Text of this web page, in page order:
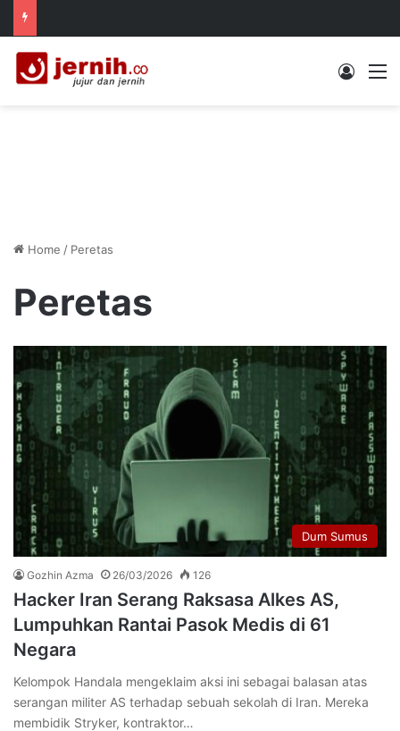
Log In
Home / Peretas
Peretas
Dum Sumus
Gozhin Azma 26/03/2026 126
Hacker Iran Serang Raksasa Alkes AS,
Lumpuhkan Rantai Pasok Medis di 61
Negara
Kelompok Handala mengeklaim aksi ini sebagai balasan atas
serangan militer AS terhadap sebuah sekolah di Iran. Mereka
membidik Stryker, kontraktor…